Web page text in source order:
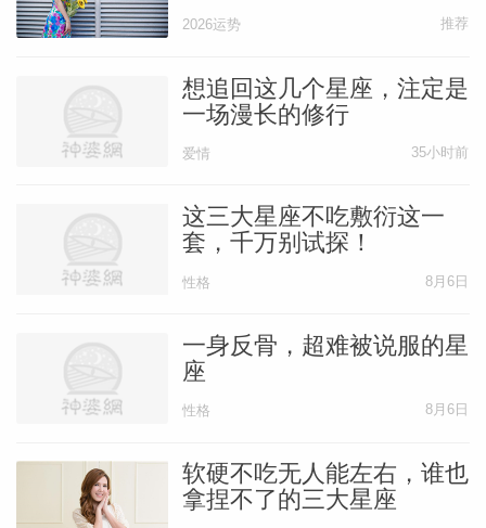
2026运势 推荐
想追回这几个星座，注定是
一场漫长的修行
爱情 35小时前
这三大星座不吃敷衍这一
套，千万别试探！
性格 8月6日
一身反骨，超难被说服的星
座
性格 8月6日
软硬不吃无人能左右，谁也
拿捏不了的三大星座